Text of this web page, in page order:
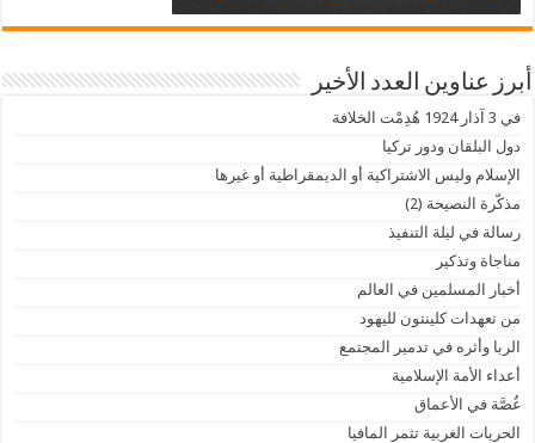
أبرز عناوين العدد الأخير
في 3 آذار 1924 هُدِمْت الخلافة
دول البلقان ودور تركيا
الإسلام وليس الاشتراكية أو الديمقراطية أو غيرها
مذكّرة النصيحة (2)
رسالة في ليلة التنفيذ
مناجاة وتذكير
أخبار المسلمين في العالم
من تعهدات كلينتون لليهود
الربا وأثره في تدمير المجتمع
أعداء الأمة الإسلامية
غُصَّة في الأعماق
الحريات الغربية تثمر المافيا